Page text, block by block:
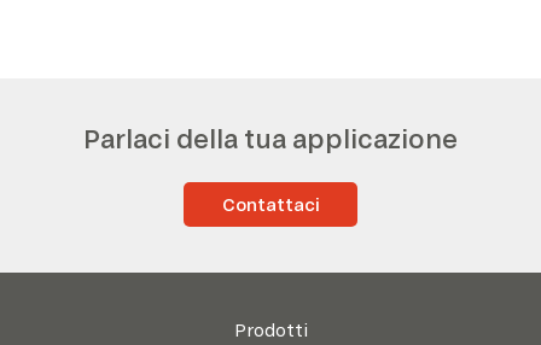
Parlaci della tua applicazione
Contattaci
Prodotti